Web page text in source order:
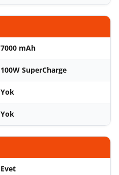
7000 mAh
100W SuperCharge
Yok
Yok
Evet